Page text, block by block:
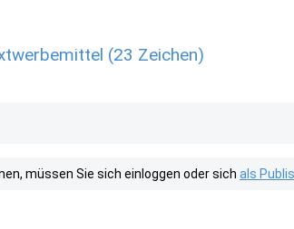
(23 Zeichen)
müssen Sie sich einloggen oder sich als